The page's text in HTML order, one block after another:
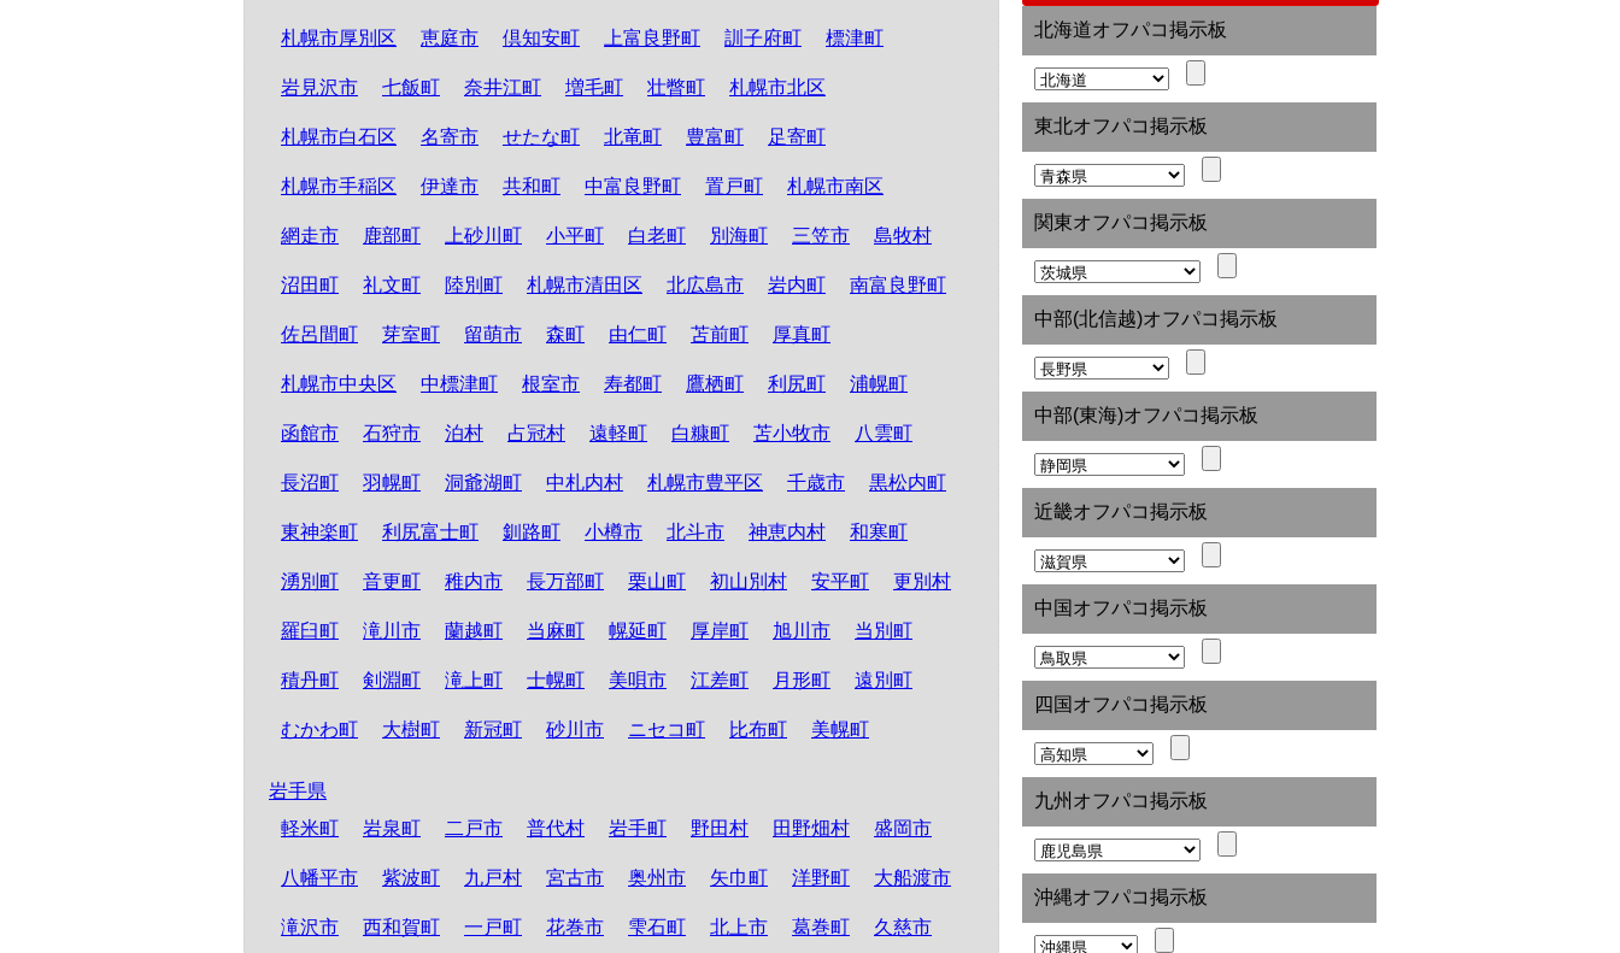
札幌市厚別区 恵庭市 倶知安町 上富良野町 訓子府町 標津町
岩見沢市 七飯町 奈井江町 増毛町 壮瞥町 札幌市北区
札幌市白石区 名寄市 せたな町 北竜町 豊富町 足寄町
札幌市手稲区 伊達市 共和町 中富良野町 置戸町 札幌市南区
網走市 鹿部町 上砂川町 小平町 白老町 別海町 三笠市 島牧村
沼田町 礼文町 陸別町 札幌市清田区 北広島市 岩内町 南富良野町
佐呂間町 芽室町 留萌市 森町 由仁町 苫前町 厚真町
札幌市中央区 中標津町 根室市 寿都町 鷹栖町 利尻町 浦幌町
函館市 石狩市 泊村 占冠村 遠軽町 白糠町 苫小牧市 八雲町
長沼町 羽幌町 洞爺湖町 中札内村 札幌市豊平区 千歳市 黒松内町
東神楽町 利尻富士町 釧路町 小樽市 北斗市 神恵内村 和寒町
湧別町 音更町 稚内市 長万部町 栗山町 初山別村 安平町 更別村
羅臼町 滝川市 蘭越町 当麻町 幌延町 厚岸町 旭川市 当別町
積丹町 剣淵町 滝上町 士幌町 美唄市 江差町 月形町 遠別町
むかわ町 大樹町 新冠町 砂川市 ニセコ町 比布町 美幌町
岩手県
軽米町
岩泉町 二戸市 普代村 岩手町 野田村 田野畑村 盛岡市
八幡平市 紫波町 九戸村 宮古市 奥州市 矢巾町 洋野町 大船渡市
滝沢市 西和賀町 一戸町 花巻市 雫石町 北上市 葛巻町 久慈市
北海道オフパコ掲示板
東北オフパコ掲示板
関東オフパコ掲示板
中部(北信越)オフパコ掲示板
中部(東海)オフパコ掲示板
近畿オフパコ掲示板
中国オフパコ掲示板
四国オフパコ掲示板
九州オフパコ掲示板
沖縄オフパコ掲示板